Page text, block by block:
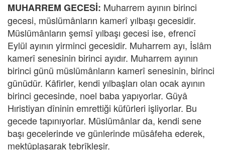
MUHARREM GECESİ: Muharrem ayının birinci
gecesi, müslümânların kamerî yılbaşı gecesidir.
Müslümânların şemsî yılbaşı gecesi ise, efrencî
Eylül ayının yirminci gecesidir. Muharrem ayı, İslâm
kamerî senesinin birinci ayıdır. Muharrem ayının
birinci günü müslümânların kamerî senesinin, birinci
günüdür. Kâfirler, kendi yılbaşları olan ocak ayının
birinci gecesinde, noel baba yapıyorlar. Güyâ
Hıristiyan dîninin emrettiği küfürleri işliyorlar. Bu
gecede tapınıyorlar. Müslümânlar da, kendi sene
başı gecelerinde ve günlerinde müsâfeha ederek,
mektûplaşarak tebrîkleşir.